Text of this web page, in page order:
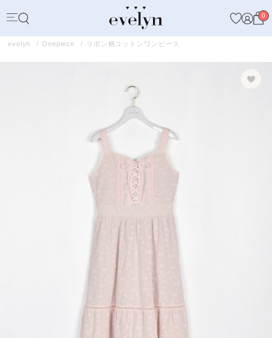
0
evelyn Onepiece リボン柄コットンワンピース